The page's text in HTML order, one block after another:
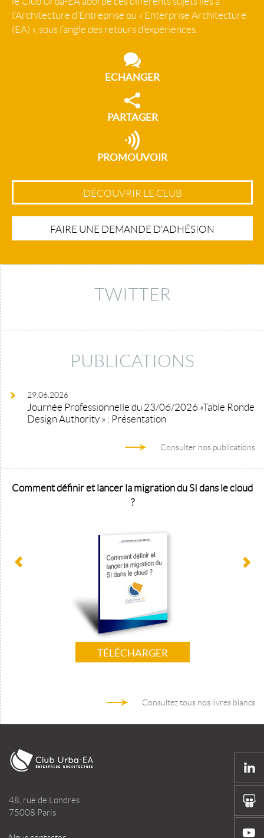
l’Architecture d’Entreprise ou « Enterprise Architecture
(EA) », sous l’angle des retours d’expériences.
ECHANGER
PARTAGER
PROMOUVOIR
DÉCOUVRIR LE CLUB
FAIRE UNE DEMANDE D'ADHÉSION
TWITTER
PUBLICATIONS
29.06.2026
Journée Professionnelle du 23/06/2026 «Table Ronde
Design Authority » : Présentation
Consulter nos publications
Comment définir et lancer la migration du SI dans le cloud
?
TÉLÉCHARGER
Consultez tous nos livres blancs
48, rue de Londres
75008 Paris